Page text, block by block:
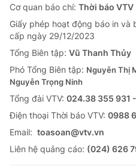
Cơ quan báo chí: Thời báo VTV
Giấy phép hoạt động báo in và
cấp ngày 29/12/2023
Tổng Biên tập: Vũ Thanh Thủy
Phó Tổng Biên tập: Nguyễn Thị
Nguyễn Trọng Ninh
Tổng đài VTV: 024.38 355 931
Ðiện thoại Thời báo VTV: 0988
Email: toasoan@vtv.vn
Liên hệ quảng cáo: (024) 626